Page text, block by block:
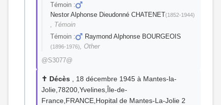
Témoin :
Nestor Alphonse Dieudonné CHATENET(1852-1944)
, Témoin
Témoin :
Raymond Alphonse BOURGEOIS
(1896-1976), Other
@S3077@
✝️ Décès , 18 décembre 1945 à Mantes-la-
Jolie,78200,Yvelines,Île-de-
France,FRANCE,Hopital de Mantes-La-Jolie 2